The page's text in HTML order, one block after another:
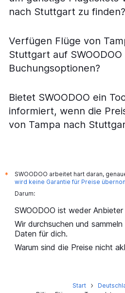
Flüge von Sarasota nach
Flüge von Sarasota nach
Flüge von Daytona Beach nach
Flüge von Tallahassee nach
Flüge von Fort Myers nach
Flüge von Melbourne nach
Flüge von Sarasota nach
Flüge von Pensacola nach
nach Stuttgart zu finden?
Verfügen Flüge von
Stuttgart auf
Buchungsoptionen?
Bietet SWOODOO ein
informiert, wenn die
von Tampa nach
*
SWOODOO arbeitet hart daran,
wird keine Garantie für Preise
Darum:
SWOODOO ist weder
Wir durchsuchen und
Daten für dich.
Warum sind die Preise nicht
Start